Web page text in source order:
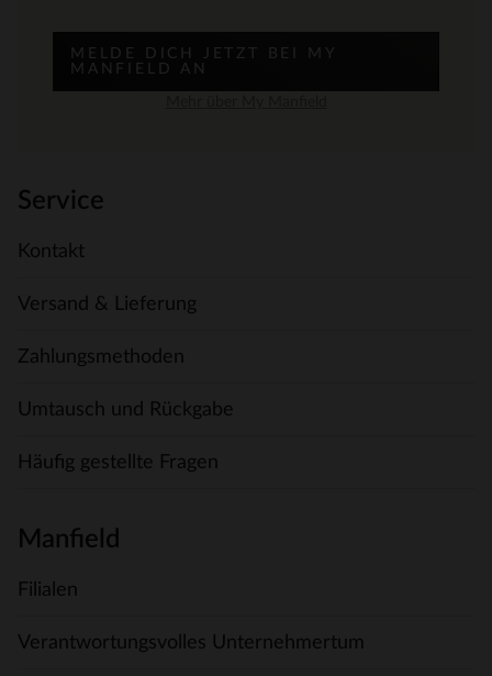
MELDE DICH JETZT BEI MY
MANFIELD AN
Service
Kontakt
Versand & Lieferung
Zahlungsmethoden
Umtausch und Rückgabe
Häufig gestellte Fragen
Manfield
Filialen
Verantwortungsvolles Unternehmertum